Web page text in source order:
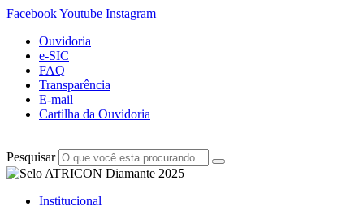
FacebookYoutube Instagram
Ouvidoria
e-SIC
FAQ
Transparência
E-mail
Cartilha da Ouvidoria
Pesquisar
Institucional